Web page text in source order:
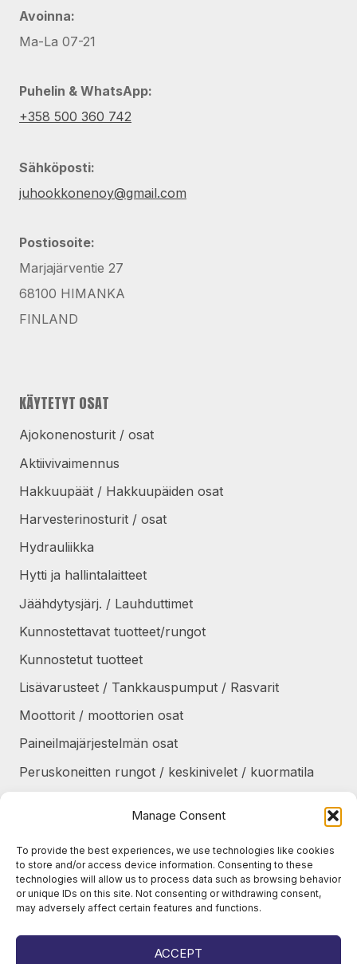
Manage Consent
To provide the best experiences, we use technologies like cookies
to store and/or access device information. Consenting to these
technologies will allow us to process data such as browsing behavior
or unique IDs on this site. Not consenting or withdrawing consent,
may adversely affect certain features and functions.
ACCEPT
Avoinna:
Ma-La 07-21
Puhelin & WhatsApp:
+358 500 360 742
Sähköposti:
juhookkonenoy@gmail.com
Postiosoite:
Marjajärventie 27
68100 HIMANKA
FINLAND
KÄYTETYT OSAT
Ajokonenosturit / osat
Aktiivivaimennus
Hakkuupäät / Hakkuupäiden osat
Harvesterinosturit / osat
Hydrauliikka
Hytti ja hallintalaitteet
Jäähdytysjärj. / Lauhduttimet
Kunnostettavat tuotteet/rungot
Kunnostetut tuotteet
Lisävarusteet / Tankkauspumput / Rasvarit
Moottorit / moottorien osat
Paineilmajärjestelmän osat
Peruskoneitten rungot / keskinivelet / kuormatila
Suojapellit / panssarit / portaat
Tankit / Säiliöt
Taukolämmittimet / osat
Voimansiirto